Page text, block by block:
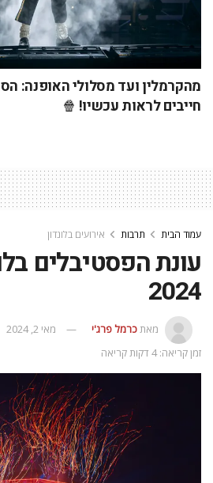
מהקרמלין ועד מסלולי האופנה:
חייבים לראות עכשיו! 🍿
עמוד הבית תרבות אירועים בלונדון
עונת הפסטיבלים
2024
מאתכרמל פרג'י
מאי 2, 2024
זמן קריאה: 4 דקות קריאה